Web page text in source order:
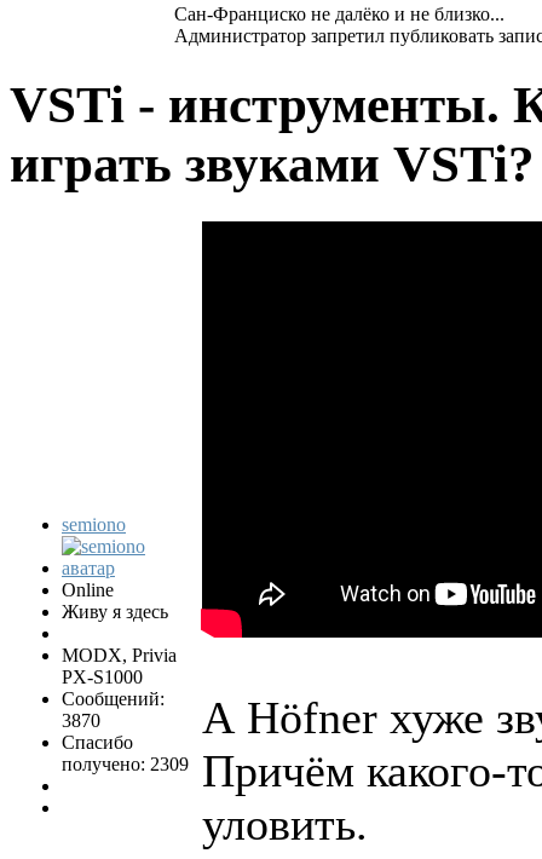
Сан-Франциско не далëко и не близко...
Администратор запретил публиковать
VSTi - инструменты.
играть звуками
semiono
Online
Живу я здесь
MODX, Privia
PX-S1000
Сообщений:
3870
Спасибо
получено: 2309
А Höfner хуже
Причём какого-
уловить.